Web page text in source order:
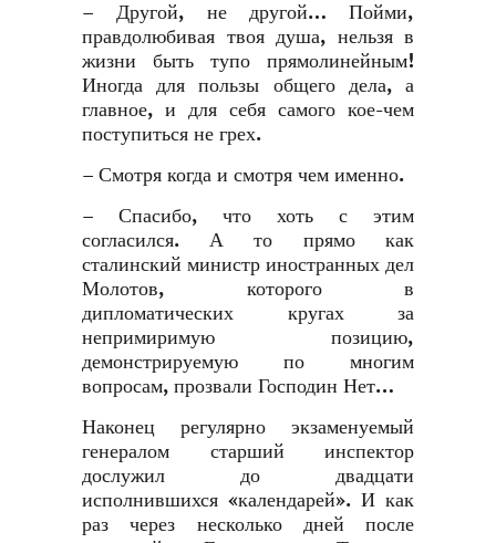
– Другой, не другой… Пойми,
правдолюбивая твоя душа, нельзя в
жизни быть тупо прямолинейным!
Иногда для пользы общего дела, а
главное, и для себя самого кое-чем
поступиться не грех.
– Смотря когда и смотря чем именно.
– Спасибо, что хоть с этим
согласился. А то прямо как
сталинский министр иностранных дел
Молотов, которого в
дипломатических кругах за
непримиримую позицию,
демонстрируемую по многим
вопросам, прозвали Господин Нет…
Наконец регулярно экзаменуемый
генералом старший инспектор
дослужил до двадцати
исполнившихся «календарей». И как
раз через несколько дней после